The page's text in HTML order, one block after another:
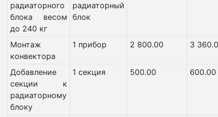
радиаторного
блока весом
до 240 кг
радиаторный
блок
Монтаж
конвектора
1 прибор 2 800.00 3
Добавление
секции к
радиаторному
блоку
1 секция 500.00 600.00